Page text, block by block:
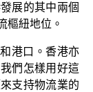
展的其中兩個
樞紐地位。
港口。香港亦
們怎樣用好這
支持物流業的